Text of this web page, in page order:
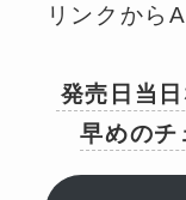
リンクから
発売日当
早めのチ